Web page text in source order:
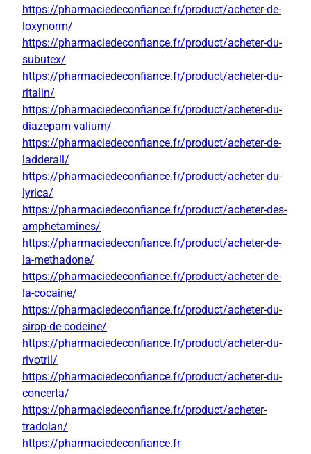
https://pharmaciedeconfiance.fr/product/acheter-de-
loxynorm/
https://pharmaciedeconfiance.fr/product/acheter-du-
subutex/
https://pharmaciedeconfiance.fr/product/acheter-du-
ritalin/
https://pharmaciedeconfiance.fr/product/acheter-du-
diazepam-valium/
https://pharmaciedeconfiance.fr/product/acheter-de-
ladderall/
https://pharmaciedeconfiance.fr/product/acheter-du-
lyrica/
https://pharmaciedeconfiance.fr/product/acheter-des-
amphetamines/
https://pharmaciedeconfiance.fr/product/acheter-de-
la-methadone/
https://pharmaciedeconfiance.fr/product/acheter-de-
la-cocaine/
https://pharmaciedeconfiance.fr/product/acheter-du-
sirop-de-codeine/
https://pharmaciedeconfiance.fr/product/acheter-du-
rivotril/
https://pharmaciedeconfiance.fr/product/acheter-du-
concerta/
https://pharmaciedeconfiance.fr/product/acheter-
tradolan/
https://pharmaciedeconfiance.fr